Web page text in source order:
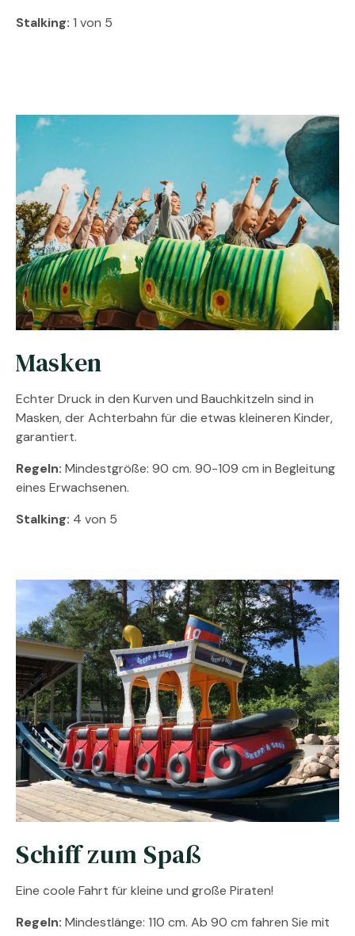
Stalking: 1 von 5
Masken
Echter Druck in den Kurven und Bauchkitzeln sind in
Masken, der Achterbahn für die etwas kleineren Kinder,
garantiert.
Regeln: Mindestgröße: 90 cm. 90-109 cm in Begleitung
eines Erwachsenen.
Stalking: 4 von 5
Schiff zum Spaß
Eine coole Fahrt für kleine und große Piraten!
Regeln: Mindestlänge: 110 cm. Ab 90 cm fahren Sie mit